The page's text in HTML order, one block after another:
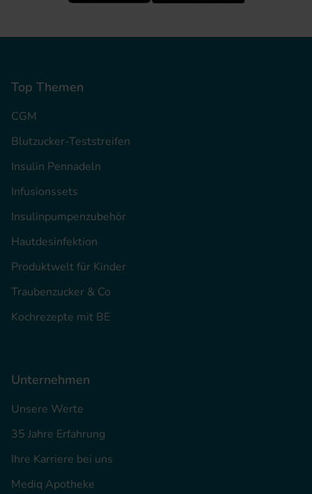
Top Themen
CGM
Blutzucker-Teststreifen
Insulin Pennadeln
Infusionssets
Insulinpumpenzubehör
Hautdesinfektion
Produktwelt für Kinder
Traubenzucker & Co
Kochrezepte mit BE
Unternehmen
Unsere Werte
35 Jahre Erfahrung
Ihre Karriere bei uns
Mediq Apotheke